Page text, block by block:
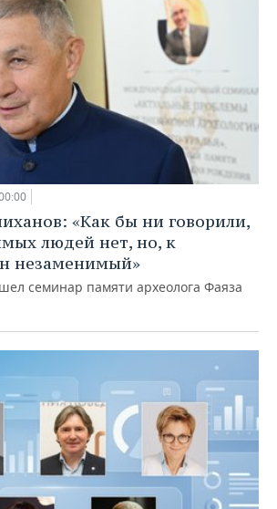
«Как бы ни говорили,
людей нет, но, к
незаменимый»
семинар памяти археолога Фаяза